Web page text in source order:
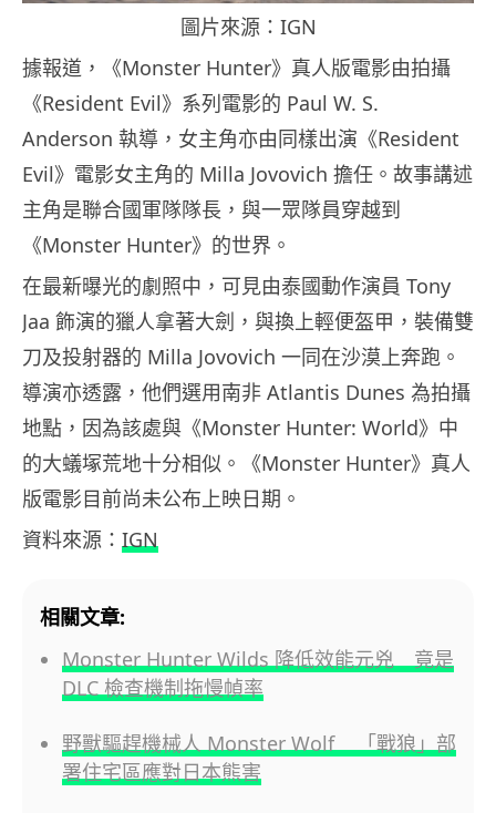
圖片來源：IGN
據報道，《Monster Hunter》真人版電影由拍攝
《Resident Evil》系列電影的 Paul W. S.
Anderson 執導，女主角亦由同樣出演《Resident
Evil》電影女主角的 Milla Jovovich 擔任。故事講述
主角是聯合國軍隊隊長，與一眾隊員穿越到
《Monster Hunter》的世界。
在最新曝光的劇照中，可見由泰國動作演員 Tony
Jaa 飾演的獵人拿著大劍，與換上輕便盔甲，裝備雙
刀及投射器的 Milla Jovovich 一同在沙漠上奔跑。
導演亦透露，他們選用南非 Atlantis Dunes 為拍攝
地點，因為該處與《Monster Hunter: World》中
的大蟻塚荒地十分相似。《Monster Hunter》真人
版電影目前尚未公布上映日期。
資料來源： IGN
相關文章:
Monster Hunter Wilds 降低效能元兇 竟是
DLC 檢查機制拖慢幀率
野獸驅趕機械人 Monster Wolf 「戰狼」部
署住宅區應對日本熊害